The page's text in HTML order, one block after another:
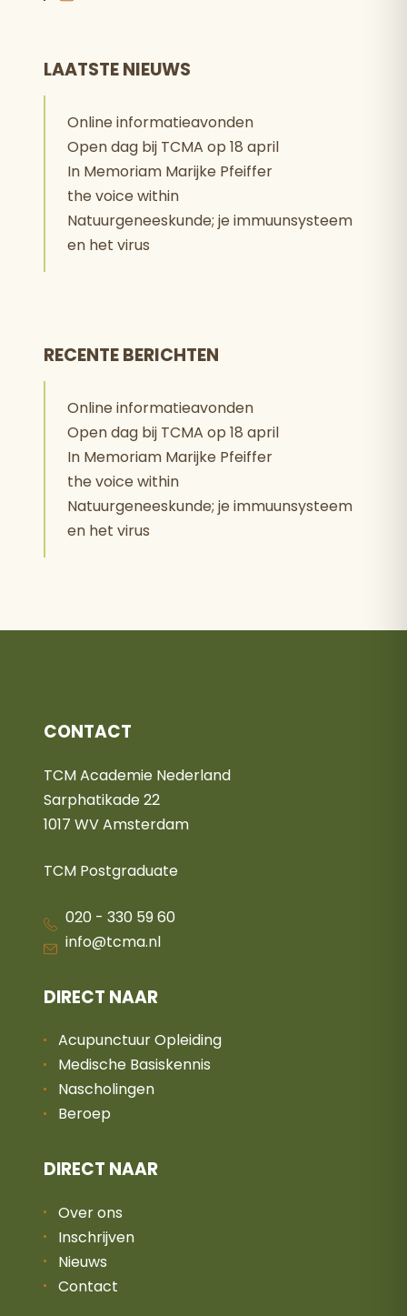
LAATSTE NIEUWS
Online informatieavonden
Open dag bij TCMA op 18 april
In Memoriam Marijke Pfeiffer
the voice within
Natuurgeneeskunde; je immuunsysteem
en het virus
RECENTE BERICHTEN
Online informatieavonden
Open dag bij TCMA op 18 april
In Memoriam Marijke Pfeiffer
the voice within
Natuurgeneeskunde; je immuunsysteem
en het virus
CONTACT
TCM Academie Nederland
Sarphatikade 22
1017 WV Amsterdam
TCM Postgraduate
020 - 330 59 60
info@tcma.nl
DIRECT NAAR
Acupunctuur Opleiding
Medische Basiskennis
Nascholingen
Beroep
DIRECT NAAR
Over ons
Inschrijven
Nieuws
Contact